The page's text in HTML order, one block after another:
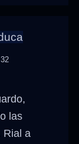
las
Rial a